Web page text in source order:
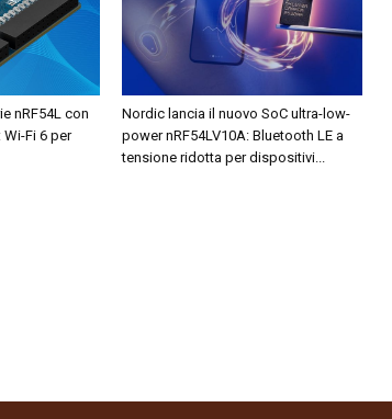
nRF54L con
Wi-Fi 6 per
Nordic lancia il nuovo SoC ultra-low-
power nRF54LV10A: Bluetooth LE a
tensione ridotta per dispositivi...